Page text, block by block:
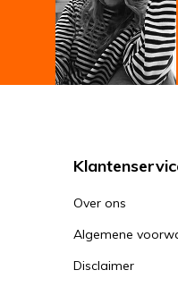
Over ons
Algemene
Disclaimer